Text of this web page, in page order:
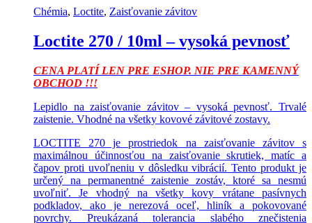
Chémia, Loctite, Zaisťovanie závitov
Loctite 270 / 10ml – vysoká pevnosť
CENA PLATÍ LEN PRE ESHOP. NIE PRE KAMENNÝ
OBCHOD !!!
Lepidlo na zaisťovanie závitov – vysoká pevnosť. Trvalé
zaistenie. Vhodné na všetky kovové závitové zostavy.
LOCTITE 270 je prostriedok na zaisťovanie závitov s
maximálnou účinnosťou na zaisťovanie skrutiek, matíc a
čapov proti uvoľneniu v dôsledku vibrácií. Tento produkt je
určený na permanentné zaistenie zostáv, ktoré sa nesmú
uvoľniť. Je vhodný na všetky kovy vrátane pasívnych
podkladov, ako je nerezová oceľ, hliník a pokovované
povrchy. Preukázaná tolerancia slabého znečistenia